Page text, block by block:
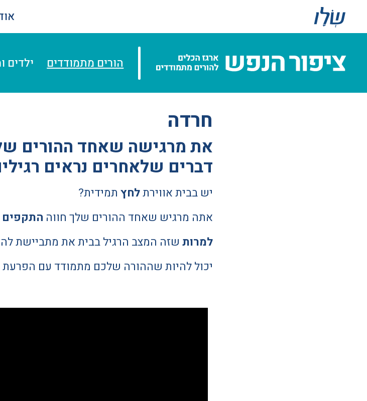
הורים מתמודדים ילדים
חרדה
את מרגישה שאחד ההורים
דברים שלאחרים נראים
יש בבית אווירתלחץ תמידית?
אתה מרגיש שאחד ההורים שלך חווה התקפים
למרות שזה המצב הרגיל בבית את מתביישת
יכול להיות שההורה שלכם מתמודד עם